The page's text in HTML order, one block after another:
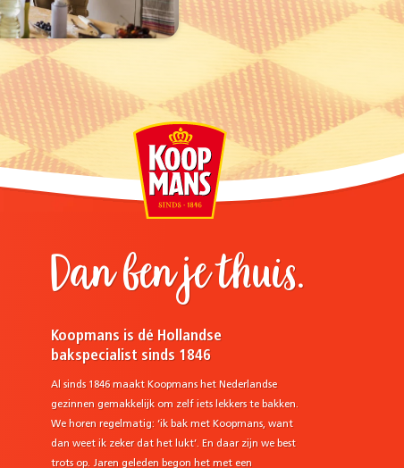
Dan ben je thuis.
Koopmans is dé Hollandse
bakspecialist sinds 1846
Al sinds 1846 maakt Koopmans het Nederlandse
gezinnen gemakkelijk om zelf iets lekkers te bakken.
We horen regelmatig: ‘ik bak met Koopmans, want
dan weet ik zeker dat het lukt’. En daar zijn we best
trots op. Jaren geleden begon het met een